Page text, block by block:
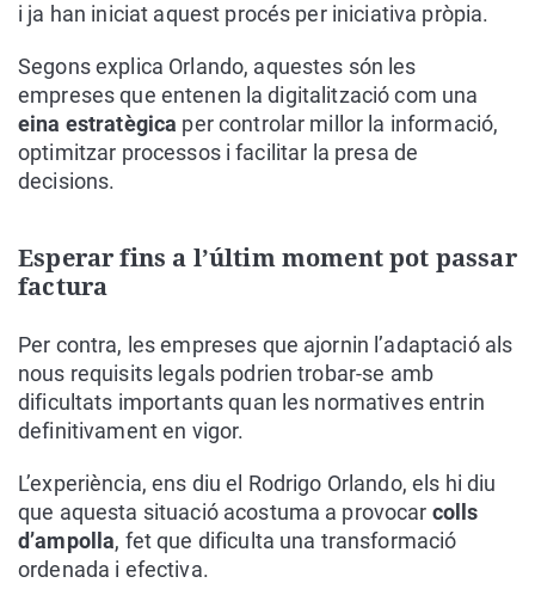
i ja han iniciat aquest procés per iniciativa pròpia.
Segons explica Orlando, aquestes són les
empreses que entenen la digitalització com una
eina estratègica per controlar millor la informació,
optimitzar processos i facilitar la presa de
decisions.
Esperar fins a l’últim moment pot passar
factura
Per contra, les empreses que ajornin l’adaptació als
nous requisits legals podrien trobar-se amb
dificultats importants quan les normatives entrin
definitivament en vigor.
L’experiència, ens diu el Rodrigo Orlando, els hi diu
que aquesta situació acostuma a provocar colls
d’ampolla, fet que dificulta una transformació
ordenada i efectiva.